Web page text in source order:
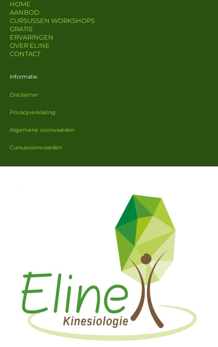
HOME
AANBOD
CURSUSSEN WORKSHOPS
GRATIS
ERVARINGEN
OVER ELINE
CONTACT
Informatie
Disclaimer
Privacyverklaring
Algemene voorwaarden
Cursusvoorwaarden